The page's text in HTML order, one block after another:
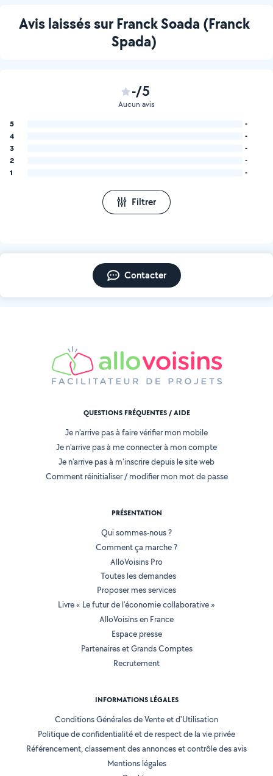
Avis laissés sur Franck Soada (Franck
Spada)
-/5
Aucun avis
5
-
4
-
3
-
2
-
1
-
Filtrer
Contacter
QUESTIONS FRÉQUENTES / AIDE
Je n'arrive pas à faire vérifier mon mobile
Je n'arrive pas à me connecter à mon compte
Je n'arrive pas à m'inscrire depuis le site web
Comment réinitialiser / modifier mon mot de passe
PRÉSENTATION
Qui sommes-nous ?
Comment ça marche ?
AlloVoisins Pro
Toutes les demandes
Proposer mes services
Livre « Le futur de l'économie collaborative »
AlloVoisins en France
Espace presse
Partenaires et Grands Comptes
Recrutement
INFORMATIONS LÉGALES
Conditions Générales de Vente et d'Utilisation
Politique de confidentialité et de respect de la vie privée
Référencement, classement des annonces et contrôle des avis
Mentions légales